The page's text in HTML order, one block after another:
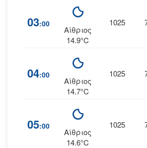
03:00
Αίθριος
14.9°C
1025
04:00
Αίθριος
14.7°C
1025
05:00
Αίθριος
14.6°C
1025